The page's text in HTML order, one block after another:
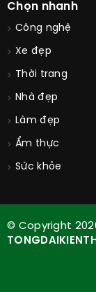
Chọn nhanh
Công nghệ
Xe đẹp
Thời trang
Nhà đẹp
Làm đẹp
Ẩm thực
Sức khỏe
© Copyright